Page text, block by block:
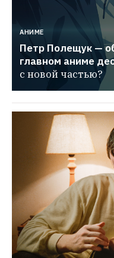
АНИМЕ
Петр Полещук —
главном аниме
с новой частью?